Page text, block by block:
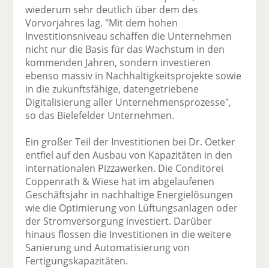
wiederum sehr deutlich über dem des
Vorvorjahres lag. "Mit dem hohen
Investitionsniveau schaffen die Unternehmen
nicht nur die Basis für das Wachstum in den
kommenden Jahren, sondern investieren
ebenso massiv in Nachhaltigkeitsprojekte sowie
in die zukunftsfähige, datengetriebene
Digitalisierung aller Unternehmensprozesse",
so das Bielefelder Unternehmen.
Ein großer Teil der Investitionen bei Dr. Oetker
entfiel auf den Ausbau von Kapazitäten in den
internationalen Pizzawerken. Die Conditorei
Coppenrath & Wiese hat im abgelaufenen
Geschäftsjahr in nachhaltige Energielösungen
wie die Optimierung von Lüftungsanlagen oder
der Stromversorgung investiert. Darüber
hinaus flossen die Investitionen in die weitere
Sanierung und Automatisierung von
Fertigungskapazitäten.